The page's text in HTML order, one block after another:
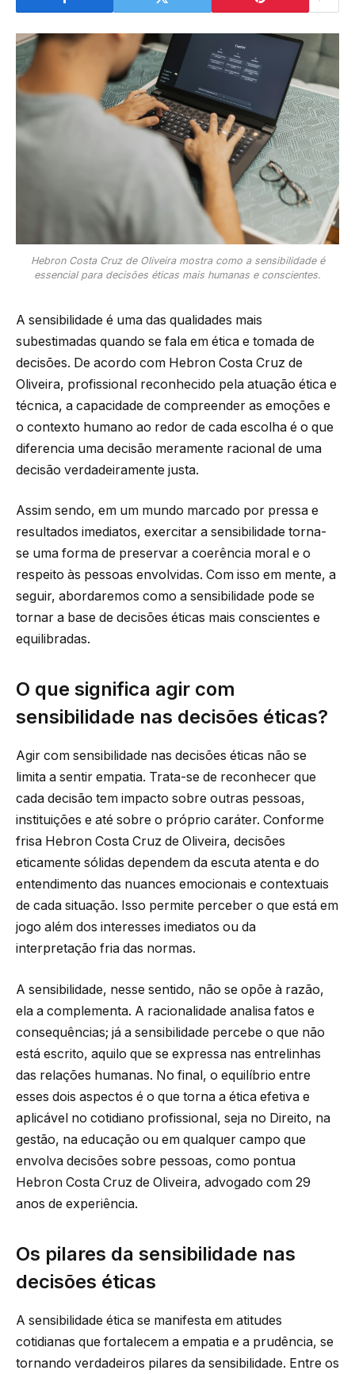
Hebron Costa Cruz de Oliveira mostra como a sensibilidade é
essencial para decisões éticas mais humanas e conscientes.
A sensibilidade é uma das qualidades mais
subestimadas quando se fala em ética e tomada de
decisões. De acordo com Hebron Costa Cruz de
Oliveira, profissional reconhecido pela atuação ética e
técnica, a capacidade de compreender as emoções e
o contexto humano ao redor de cada escolha é o que
diferencia uma decisão meramente racional de uma
decisão verdadeiramente justa.
Assim sendo, em um mundo marcado por pressa e
resultados imediatos, exercitar a sensibilidade torna-
se uma forma de preservar a coerência moral e o
respeito às pessoas envolvidas. Com isso em mente, a
seguir, abordaremos como a sensibilidade pode se
tornar a base de decisões éticas mais conscientes e
equilibradas.
O que significa agir com
sensibilidade nas decisões éticas?
Agir com sensibilidade nas decisões éticas não se
limita a sentir empatia. Trata-se de reconhecer que
cada decisão tem impacto sobre outras pessoas,
instituições e até sobre o próprio caráter. Conforme
frisa Hebron Costa Cruz de Oliveira, decisões
eticamente sólidas dependem da escuta atenta e do
entendimento das nuances emocionais e contextuais
de cada situação. Isso permite perceber o que está em
jogo além dos interesses imediatos ou da
interpretação fria das normas.
A sensibilidade, nesse sentido, não se opõe à razão,
ela a complementa. A racionalidade analisa fatos e
consequências; já a sensibilidade percebe o que não
está escrito, aquilo que se expressa nas entrelinhas
das relações humanas. No final, o equilíbrio entre
esses dois aspectos é o que torna a ética efetiva e
aplicável no cotidiano profissional, seja no Direito, na
gestão, na educação ou em qualquer campo que
envolva decisões sobre pessoas, como pontua
Hebron Costa Cruz de Oliveira, advogado com 29
anos de experiência.
Os pilares da sensibilidade nas
decisões éticas
A sensibilidade ética se manifesta em atitudes
cotidianas que fortalecem a empatia e a prudência, se
tornando verdadeiros pilares da sensibilidade. Entre os